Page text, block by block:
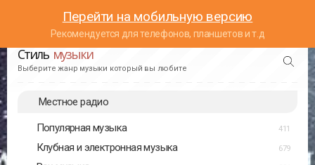
Перейти на мобильную версию
Рекомендуется для телефонов, планшетов и т.д
Стиль музыки
Выберите жанр музыки который вы любите
Местное радио
Популярная музыка 411
Клубная и электронная музыка 679